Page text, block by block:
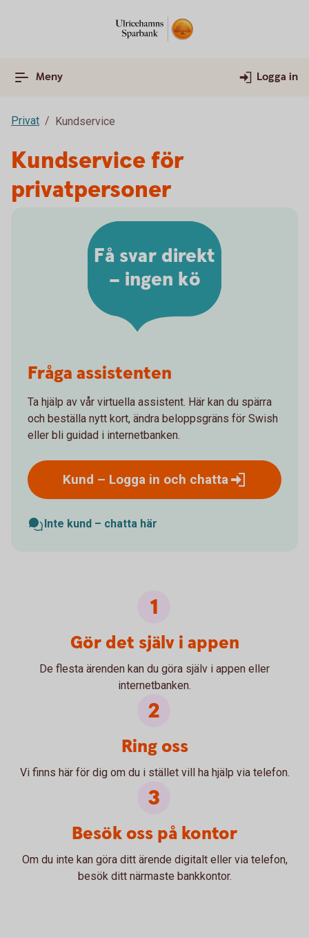
Meny Logga in
Privat Kundservice
Kundservice för
privatpersoner
Fråga assistenten
Ta hjälp av vår virtuella assistent. Här kan du spärra
och beställa nytt kort, ändra beloppsgräns för Swish
eller bli guidad i internetbanken.
Kund – Logga in och chatta
Inte kund – chatta här
Få svar direkt
– ingen kö
Gör det själv i appen
De flesta ärenden kan du göra själv i appen eller
internetbanken.
Ring oss
Vi finns här för dig om du i stället vill ha hjälp via telefon.
Besök oss på kontor
Om du inte kan göra ditt ärende digitalt eller via telefon,
besök ditt närmaste bankkontor.